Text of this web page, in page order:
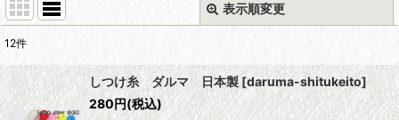
表示順変更
並び順:
12件
しつけ糸 ダルマ 日本製[daruma-shitukeito]
280円(税込)